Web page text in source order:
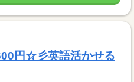
円☆彡英語活かせる